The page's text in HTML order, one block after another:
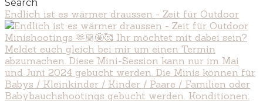
Search
Endlich ist es wärmer draussen - Zeit für Outdoor